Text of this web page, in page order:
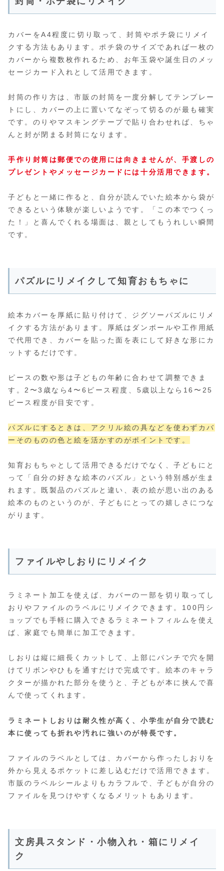
カバーをA4程度に切り取って、封筒やポチ袋にリメイ
クする方法もあります。ポチ袋のサイズであれば一枚の
カバーから複数枚作れるため、お年玉袋や誕生日のメッ
セージカード入れとして活用できます。
封筒の作り方は、市販の封筒を一度分解してテンプレー
トにし、カバーの上に置いてなぞって切るのが最も確実
です。のりやマスキングテープで貼り合わせれば、ちゃ
んと封が閉まる封筒になります。
手作り封筒は郵便での使用には向きませんが、手渡しの
プレゼントやメッセージカードには十分活用できます。
子どもと一緒に作ると、自分が読んでいた絵本から袋が
できるという体験が楽しいようです。「この本でつくっ
た！」と喜んでくれる場面は、親としてもうれしい瞬間
です。
パズルにリメイクして知育おもちゃに
絵本カバーを厚紙に貼り付けて、ジグソーパズルにリメ
イクする方法があります。厚紙はダンボールや工作用紙
で代用でき、カバーを貼った面を表にして好きな形にカ
ットするだけです。
ピースの数や形は子どもの年齢に合わせて調整できま
す。2〜3歳なら4〜6ピース程度、5歳以上なら16〜25
ピース程度が目安です。
パズルにするときは、アクリル絵の具などを使わずカバ
ーそのものの色と絵を活かすのがポイントです。
知育おもちゃとして活用できるだけでなく、子どもにと
って「自分の好きな絵本のパズル」という特別感が生ま
れます。既製品のパズルと違い、表の絵が思い出のある
絵本のものというのが、子どもにとっての嬉しさにつな
がります。
ファイルやしおりにリメイク
ラミネート加工を使えば、カバーの一部を切り取ってし
おりやファイルのラベルにリメイクできます。100円シ
ョップでも手軽に購入できるラミネートフィルムを使え
ば、家庭でも簡単に加工できます。
しおりは縦に細長くカットして、上部にパンチで穴を開
けてリボンやひもを通すだけで完成です。絵本のキャラ
クターが描かれた部分を使うと、子どもが本に挟んで喜
んで使ってくれます。
ラミネートしおりは耐久性が高く、小学生が自分で読む
本に使っても折れや汚れに強いのが特長です。
ファイルのラベルとしては、カバーから作ったしおりを
外から見えるポケットに差し込むだけで活用できます。
市販のラベルシールよりもカラフルで、子どもが自分の
ファイルを見つけやすくなるメリットもあります。
文房具スタンド・小物入れ・箱にリメイ
ク